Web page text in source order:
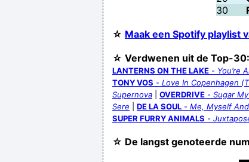
30
☆ Maak een Spotify playlist
☆ Verdwenen uit de Top-30:
LANTERNS ON THE LAKE - You’re
TONY VOS - Love In Copenhagen
Supernova
OVERDRIVE - Sugar
Sere
DE LA SOUL - Me, Myself
SUPER FURRY ANIMALS -
☆ De langst genoteerde